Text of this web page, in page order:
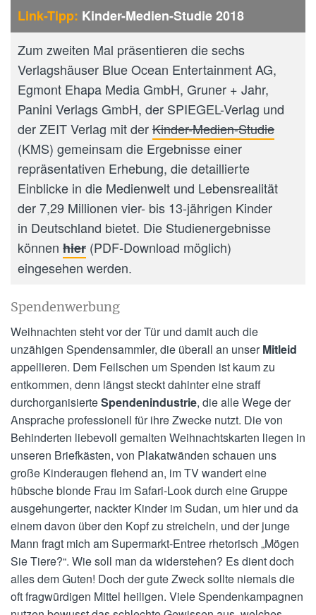
Link-Tipp: Kinder-Medien-Studie 2018
Zum zweiten Mal präsentieren die sechs
Verlagshäuser Blue Ocean Entertainment AG,
Egmont Ehapa Media GmbH, Gruner + Jahr,
Panini Verlags GmbH, der SPIEGEL-Verlag und
der ZEIT Verlag mit derKinder-Medien-Studie
(KMS) gemeinsam die Ergebnisse einer
repräsentativen Erhebung, die detaillierte
Einblicke in die Medienwelt und Lebensrealität
der 7,29 Millionen vier- bis 13-jährigen Kinder
in Deutschland bietet. Die Studienergebnisse
können hier (PDF-Download möglich)
eingesehen werden.
Spendenwerbung
Weihnachten steht vor der Tür und damit auch die
unzähigen Spendensammler, die überall an unserMitleid
appellieren. Dem Feilschen um Spenden ist kaum zu
entkommen, denn längst steckt dahinter eine straff
durchorganisierteSpendenindustrie, die alle Wege der
Ansprache professionell für ihre Zwecke nutzt. Die von
Behinderten liebevoll gemalten Weihnachtskarten liegen in
unseren Briefkästen, von Plakatwänden schauen uns
große Kinderaugen flehend an, im TV wandert eine
hübsche blonde Frau im Safari-Look durch eine Gruppe
ausgehungerter, nackter Kinder im Sudan, um hier und da
einem davon über den Kopf zu streicheln, und der junge
Mann fragt mich am Supermarkt-Entree rhetorisch „Mögen
Sie Tiere?“. Wie soll man da widerstehen? Es dient doch
alles dem Guten! Doch der gute Zweck sollte niemals die
oft fragwürdigen Mittel heiligen. Viele Spendenkampagnen